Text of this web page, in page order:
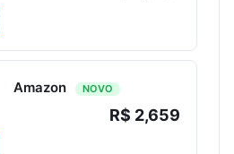
Amazon NOVO
R$ 2,659